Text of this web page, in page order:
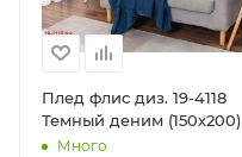
Плед флис диз. 19-4118
Темный деним (150х200)
Много